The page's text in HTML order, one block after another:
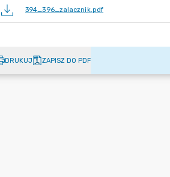
394_396_zalacznik.pdf
DRUKUJ ZAPISZ DO PDF